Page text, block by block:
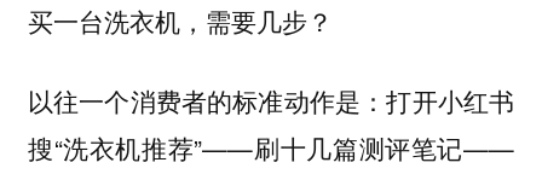
买一台洗衣机，需要几步？
以往一个消费者的标准动作是：打开小红书
搜“洗衣机推荐”——刷十几篇测评笔记——